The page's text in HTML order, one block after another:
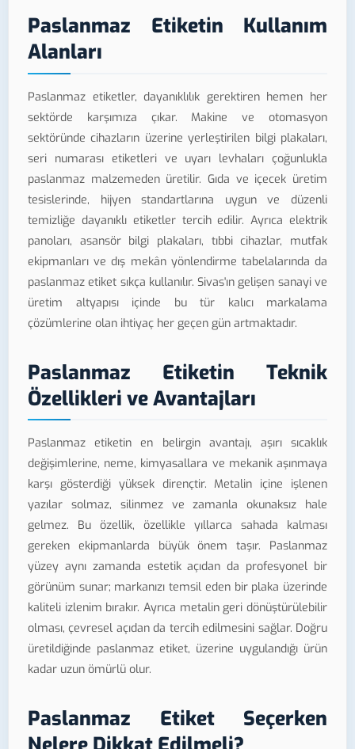
Paslanmaz Etiketin Kullanım
Alanları
Paslanmaz etiketler, dayanıklılık gerektiren hemen her
sektörde karşımıza çıkar. Makine ve otomasyon
sektöründe cihazların üzerine yerleştirilen bilgi plakaları,
seri numarası etiketleri ve uyarı levhaları çoğunlukla
paslanmaz malzemeden üretilir. Gıda ve içecek üretim
tesislerinde, hijyen standartlarına uygun ve düzenli
temizliğe dayanıklı etiketler tercih edilir. Ayrıca elektrik
panoları, asansör bilgi plakaları, tıbbi cihazlar, mutfak
ekipmanları ve dış mekân yönlendirme tabelalarında da
paslanmaz etiket sıkça kullanılır. Sivas'ın gelişen sanayi ve
üretim altyapısı içinde bu tür kalıcı markalama
çözümlerine olan ihtiyaç her geçen gün artmaktadır.
Paslanmaz Etiketin Teknik
Özellikleri ve Avantajları
Paslanmaz etiketin en belirgin avantajı, aşırı sıcaklık
değişimlerine, neme, kimyasallara ve mekanik aşınmaya
karşı gösterdiği yüksek dirençtir. Metalin içine işlenen
yazılar solmaz, silinmez ve zamanla okunaksız hale
gelmez. Bu özellik, özellikle yıllarca sahada kalması
gereken ekipmanlarda büyük önem taşır. Paslanmaz
yüzey aynı zamanda estetik açıdan da profesyonel bir
görünüm sunar; markanızı temsil eden bir plaka üzerinde
kaliteli izlenim bırakır. Ayrıca metalin geri dönüştürülebilir
olması, çevresel açıdan da tercih edilmesini sağlar. Doğru
üretildiğinde paslanmaz etiket, üzerine uygulandığı ürün
kadar uzun ömürlü olur.
Paslanmaz Etiket Seçerken